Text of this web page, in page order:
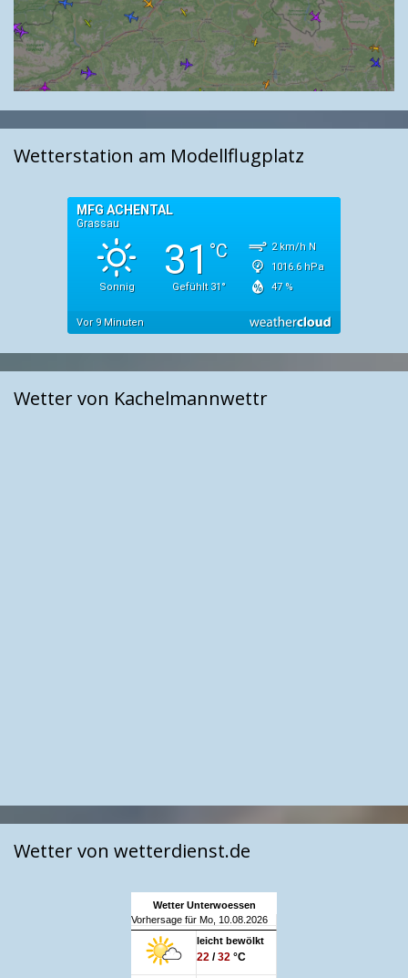
Wetterstation am Modellflugplatz
Wetter von Kachelmannwettr
Wetter von wetterdienst.de
Wetter Unterwoessen
Vorhersage für Mo, 10.08.2026
leicht bewölkt
22 /32 °C